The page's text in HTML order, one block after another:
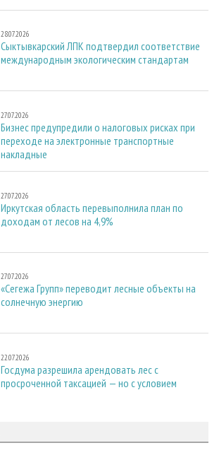
28.07.2026
Сыктывкарский ЛПК подтвердил соответствие
международным экологическим стандартам
27.07.2026
Бизнес предупредили о налоговых рисках при
переходе на электронные транспортные
накладные
27.07.2026
Иркутская область перевыполнила план по
доходам от лесов на 4,9%
27.07.2026
«Сегежа Групп» переводит лесные объекты на
солнечную энергию
22.07.2026
Госдума разрешила арендовать лес с
просроченной таксацией — но с условием